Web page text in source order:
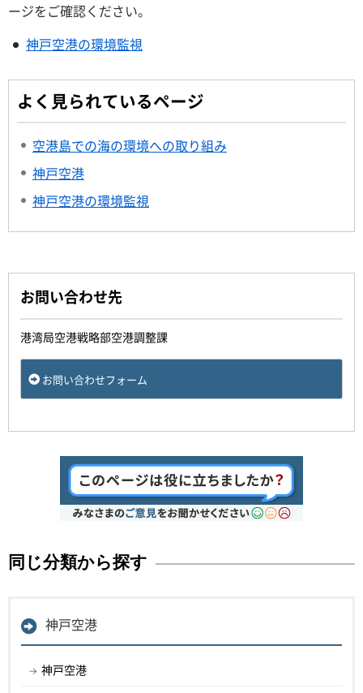
ージをご確認ください。
神戸空港の環境監視
よく見られているページ
空港島での海の環境への取り組み
神戸空港
神戸空港の環境監視
お問い合わせ先
港湾局空港戦略部空港調整課
お問い合わせフォーム
同じ分類から探す
神戸空港
神戸空港